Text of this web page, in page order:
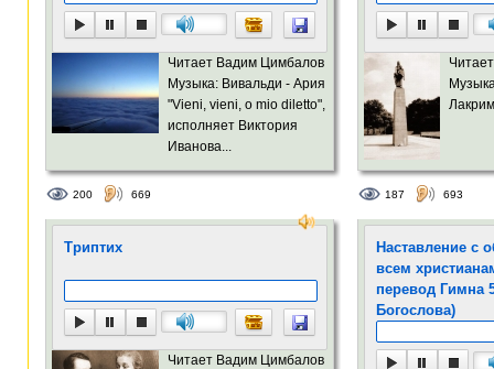
Читает Вадим Цимбалов
Музыка: Вивальди - Ария
"Vieni, vieni, o mio diletto",
исполняет Виктория
Иванова...
200 669 187 693
Триптих
Читает Вадим Цимбалов
Наставление с
всем
перевод Гимна
Богослова)